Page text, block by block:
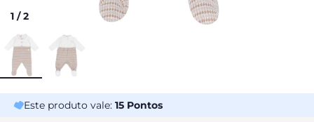
1 /2
Este produto vale: 15 Pontos